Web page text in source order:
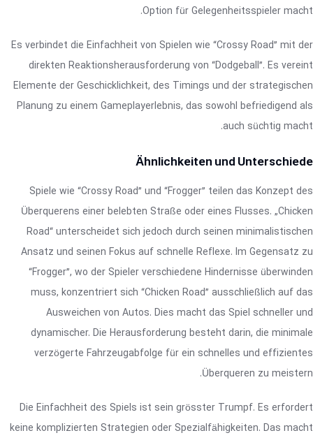
Option für Gelegenheitsspieler macht.
Es verbindet die Einfachheit von Spielen wie “Crossy Road” mit der
direkten Reaktionsherausforderung von “Dodgeball”. Es vereint
Elemente der Geschicklichkeit, des Timings und der strategischen
Planung zu einem Gameplayerlebnis, das sowohl befriedigend als
auch süchtig macht.
Ähnlichkeiten und Unterschiede
Spiele wie “Crossy Road” und “Frogger” teilen das Konzept des
Überquerens einer belebten Straße oder eines Flusses. „Chicken
Road“ unterscheidet sich jedoch durch seinen minimalistischen
Ansatz und seinen Fokus auf schnelle Reflexe. Im Gegensatz zu
“Frogger”, wo der Spieler verschiedene Hindernisse überwinden
muss, konzentriert sich “Chicken Road” ausschließlich auf das
Ausweichen von Autos. Dies macht das Spiel schneller und
dynamischer. Die Herausforderung besteht darin, die minimale
verzögerte Fahrzeugabfolge für ein schnelles und effizientes
Überqueren zu meistern.
Die Einfachheit des Spiels ist sein grösster Trumpf. Es erfordert
keine komplizierten Strategien oder Spezialfähigkeiten. Das macht